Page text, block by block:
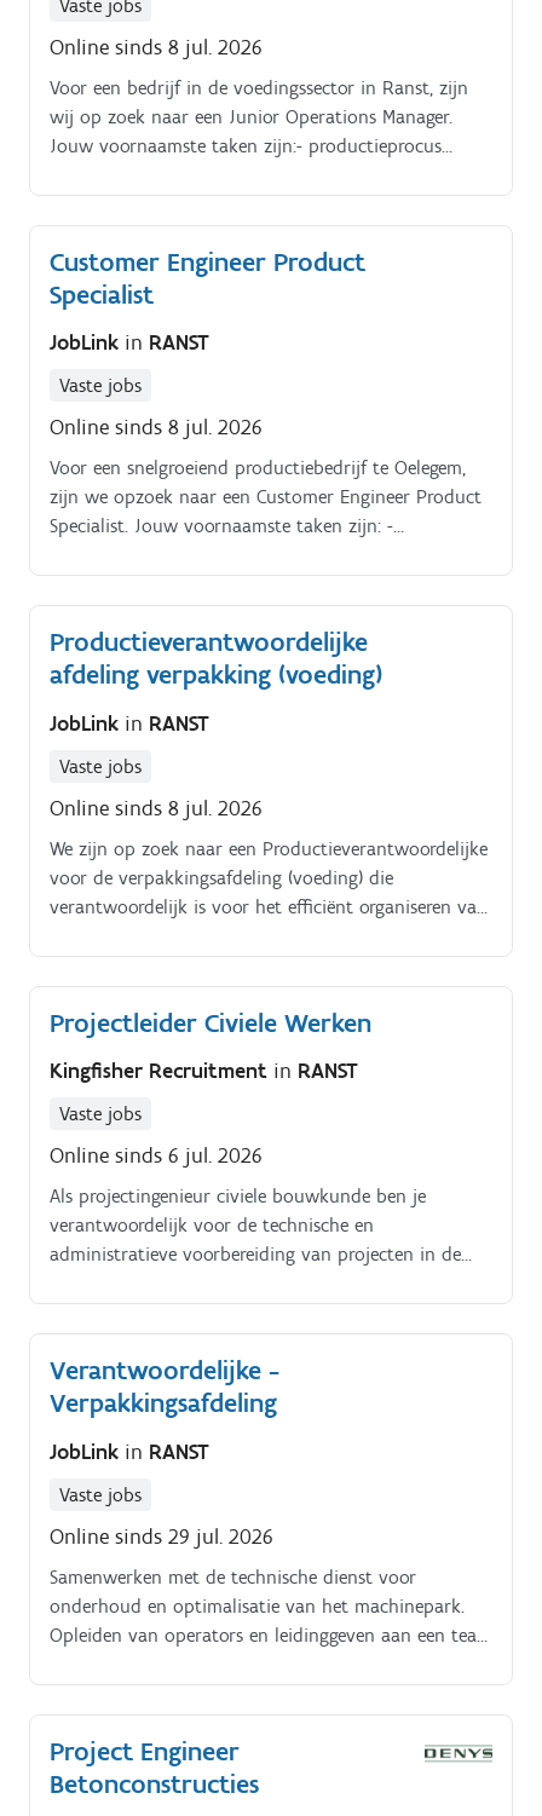
Vaste jobs
Online sinds 8 jul. 2026
Voor een bedrijf in de voedingssector in Ranst, zijn
wij op zoek naar een Junior Operations Manager.
Jouw voornaamste taken zijn:- productieprocus
communicatie en oplossingsrichtingen bij problemen
in het proces of productkwaliteit;- streeft naar
continue verbetering op gebeid van kwaliteit;- staat
in contact met de Plant manager (en adviseert);-
bedrijfsspecifieke standaarden voor kwaliteit,
veiligheid en hygiëne;- rapporteert periodiek over de
personeelsbezetting;- legt procedures en
werkinstructies per proces vast en houdt deze up-to-
date.
Customer Engineer Product
Specialist
JobLink in RANST
Vaste jobs
Online sinds 8 jul. 2026
Voor een snelgroeiend productiebedrijf te Oelegem,
zijn we opzoek naar een Customer Engineer Product
Specialist. Jouw voornaamste taken zijn: -
nodige expertise verlenen;- de producten produceren
met de gewenste kwaliteit;- kennis vergaren en advies
geven over producteigenschappen, normen en
Productieverantwoordelijke
afdeling verpakking (voeding)
JobLink in RANST
Vaste jobs
Online sinds 8 jul. 2026
We zijn op zoek naar een Productieverantwoordelijke
voor de verpakkingsafdeling (voeding) die
verantwoordelijk is voor het efficiënt organiseren van
klantorders tijdig, in de juiste hoeveelheid en met de
juiste kwaliteit worden geleverd. Jouw voornaamste
taken zijn:- organiseren en verbeteren van het
implementeren van kwaliteits-, veiligheids- en
hygiënestandaarden;- samenwerken met de
van het machinepark;- opleiden van operators en
leidinggeven aan een team van 18 medewerkers.
Projectleider Civiele Werken
Kingfisher Recruitment in RANST
Vaste jobs
Online sinds 6 jul. 2026
Als projectingenieur civiele bouwkunde ben je
verantwoordelijk voor de technische en
administratieve voorbereiding van projecten in de
prijsvraagdossiers, budgetten en vorderingsstaten, en
staat in voor een efficiënte planning – van
werfinrichting tot tijdsschema.
Verantwoordelijke -
Verpakkingsafdeling
JobLink in RANST
Vaste jobs
Online sinds 29 jul. 2026
Samenwerken met de technische dienst voor
onderhoud en optimalisatie van het machinepark.
Opleiden van operators en leidinggeven aan een team
Project Engineer
Betonconstructies